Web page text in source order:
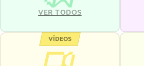
VER TODOS
VÍDEOS